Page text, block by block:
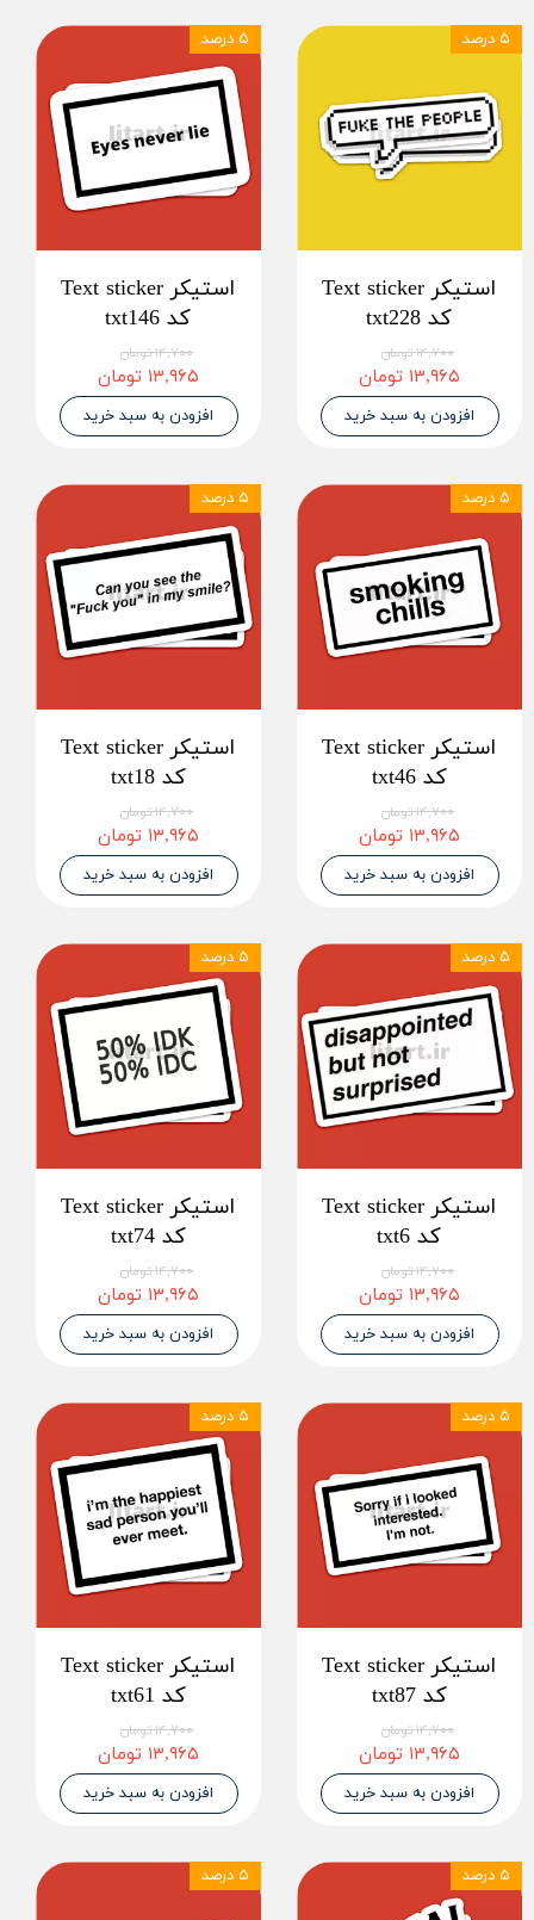
استیکر Text sticker
کد txt228
۱۴,۷۰۰ تومان
۱۳,۹۶۵ تومان
افزودن به سبد خرید
۵ درصد
استیکر Text sticker
کد txt146
۱۴,۷۰۰ تومان
۱۳,۹۶۵ تومان
افزودن به سبد خرید
۵ درصد
استیکر Text sticker
کد txt46
۱۴,۷۰۰ تومان
۱۳,۹۶۵ تومان
افزودن به سبد خرید
۵ درصد
استیکر Text sticker
کد txt18
۱۴,۷۰۰ تومان
۱۳,۹۶۵ تومان
افزودن به سبد خرید
۵ درصد
استیکر Text sticker
کد txt6
۱۴,۷۰۰ تومان
۱۳,۹۶۵ تومان
افزودن به سبد خرید
۵ درصد
استیکر Text sticker
کد txt74
۱۴,۷۰۰ تومان
۱۳,۹۶۵ تومان
افزودن به سبد خرید
۵ درصد
استیکر Text sticker
کد txt87
۱۴,۷۰۰ تومان
۱۳,۹۶۵ تومان
افزودن به سبد خرید
۵ درصد
استیکر Text sticker
کد txt61
۱۴,۷۰۰ تومان
۱۳,۹۶۵ تومان
افزودن به سبد خرید
۵ درصد
۵ درصد ۵ درصد